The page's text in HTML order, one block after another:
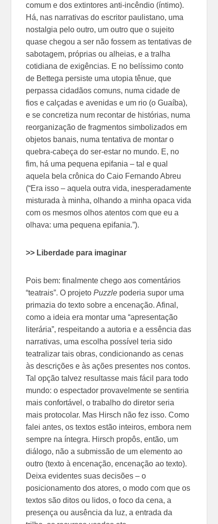
comum e dos extintores anti-incêndio (íntimo).
Há, nas narrativas do escritor paulistano, uma
nostalgia pelo outro, um outro que o sujeito
quase chegou a ser não fossem as tentativas de
sabotagem, próprias ou alheias, e a tralha
cotidiana de exigências. E no belíssimo conto
de Bettega persiste uma utopia tênue, que
perpassa cidadãos comuns, numa cidade de
fios e calçadas e avenidas e um rio (o Guaíba),
e se concretiza num recontar de histórias, numa
reorganização de fragmentos simbolizados em
objetos banais, numa tentativa de montar o
quebra-cabeça do ser-estar no mundo. E, no
fim, há uma pequena epifania – tal e qual
aquela bela crônica do Caio Fernando Abreu
(“Era isso – aquela outra vida, inesperadamente
misturada à minha, olhando a minha opaca vida
com os mesmos olhos atentos com que eu a
olhava: uma pequena epifania.”).
>> Liberdade para imaginar
Pois bem: finalmente chego aos comentários
“teatrais”. O projetoPuzzle poderia supor uma
primazia do texto sobre a encenação. Afinal,
como a ideia era montar uma “apresentação
literária”, respeitando a autoria e a essência das
narrativas, uma escolha possível teria sido
teatralizar tais obras, condicionando as cenas
às descrições e às ações presentes nos contos.
Tal opção talvez resultasse mais fácil para todo
mundo: o espectador provavelmente se sentiria
mais confortável, o trabalho do diretor seria
mais protocolar. Mas Hirsch não fez isso. Como
falei antes, os textos estão inteiros, embora nem
sempre na íntegra. Hirsch propôs, então, um
diálogo, não a submissão de um elemento ao
outro (texto à encenação, encenação ao texto).
Deixa evidentes suas decisões – o
posicionamento dos atores, o modo com que os
textos são ditos ou lidos, o foco da cena, a
presença ou ausência da luz, a entrada da